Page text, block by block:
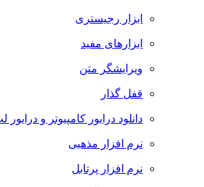
ابزار رجیستری
ابزارهای مفید
ویرایشگر متن
قفل گذار
دانلود درایور کامپیوتر و درایور
نرم افزار مذهبی
نرم افزار پرتابل